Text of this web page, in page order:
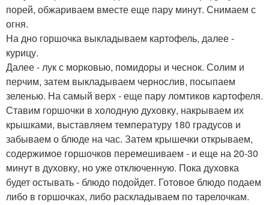
порей, обжариваем вместе еще пару минут. Снимаем с
огня.
На дно горшочка выкладываем картофель, далее -
курицу.
Далее - лук с морковью, помидоры и чеснок. Солим и
перчим, затем выкладываем чернослив, посыпаем
зеленью. На самый верх - еще пару ломтиков картофеля.
Ставим горшочки в холодную духовку, накрываем их
крышками, выставляем температуру 180 градусов и
забываем о блюде на час. Затем крышечки открываем,
содержимое горшочков перемешиваем - и еще на 20-30
минут в духовку, но уже отключенную. Пока духовка
будет остывать - блюдо подойдет. Готовое блюдо подаем
либо в горшочках, либо раскладываем по тарелочкам.